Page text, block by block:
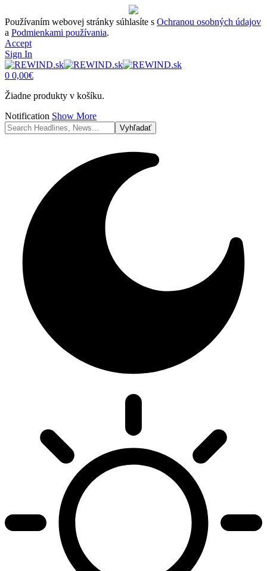
Používaním webovej stránky súhlasíte s Ochranou osobných údajov
a Podmienkami používania.
Accept
Sign In
0 0,00€
Žiadne produkty v košíku.
Notification Show More